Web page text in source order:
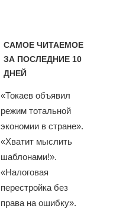
САМОЕ ЧИТАЕМОЕ
ЗА ПОСЛЕДНИЕ 10
ДНЕЙ
«Токаев объявил
режим тотальной
экономии в стране».
«Хватит мыслить
шаблонами!».
«Налоговая
перестройка без
права на ошибку».